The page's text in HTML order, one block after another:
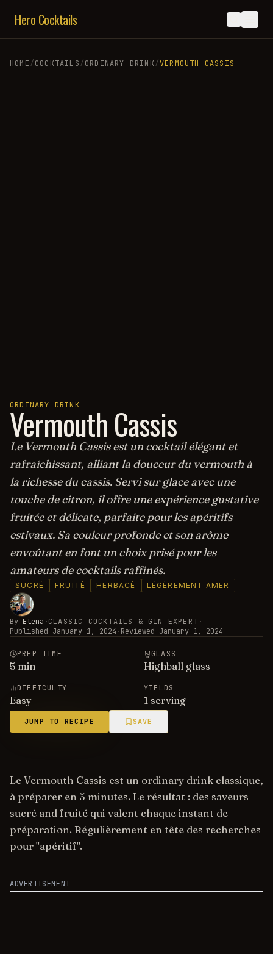
Hero Cocktails
HOME/COCKTAILS/ORDINARY DRINK/VERMOUTH CASSIS
ORDINARY DRINK
Vermouth Cassis
Le Vermouth Cassis est un cocktail élégant et
rafraîchissant, alliant la douceur du vermouth à
la richesse du cassis. Servi sur glace avec une
touche de citron, il offre une expérience gustative
fruitée et délicate, parfaite pour les apéritifs
estivaux. Sa couleur profonde et son arôme
envoûtant en font un choix prisé pour les
amateurs de cocktails raffinés.
SUCRÉ FRUITÉ HERBACÉ LÉGÈREMENT AMER
By Elena ·CLASSIC COCKTAILS & GIN EXPERT ·
Published January 1, 2024 ·Reviewed January 1, 2024
PREP TIME
5 min
GLASS
Highball glass
DIFFICULTY
Easy
YIELDS
1 serving
JUMP TO RECIPE SAVE
Le Vermouth Cassis est un ordinary drink classique,
à préparer en 5 minutes. Le résultat : des saveurs
sucré and fruité qui valent chaque instant de
préparation. Régulièrement en tête des recherches
pour "apéritif".
ADVERTISEMENT